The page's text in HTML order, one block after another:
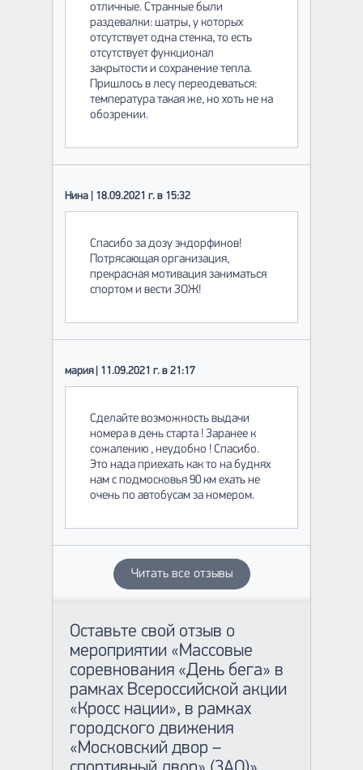
отличные. Странные были
раздевалки: шатры, у которых
отсутствует одна стенка, то есть
отсутствует функционал
закрытости и сохранение тепла.
Пришлось в лесу переодеваться:
температура такая же, но хоть не на
обозрении.
Нина | 18.09.2021 г. в 15:32
Спасибо за дозу эндорфинов!
Потрясающая организация,
прекрасная мотивация заниматься
спортом и вести ЗОЖ!
мария | 11.09.2021 г. в 21:17
Сделайте возможность выдачи
номера в день старта ! Заранее к
сожалению , неудобно ! Спасибо.
Это нада приехать как то на буднях
нам с подмосковья 90 км ехать не
очень по автобусам за номером.
Читать все отзывы
Оставьте свой отзыв о
мероприятии «Массовые
соревнования «День бега» в
рамках Всероссийской акции
«Кросс нации», в рамках
городского движения
«Московский двор –